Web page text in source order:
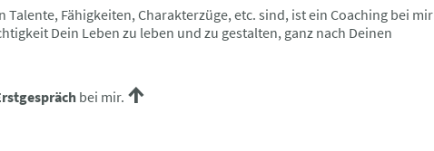
Fähigkeiten, Charakterzüge, etc. sind, ist ein Coaching bei mir
Dein Leben zu leben und zu gestalten, ganz nach Deinen
bei mir. ↑